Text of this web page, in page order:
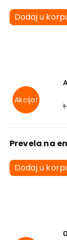
Dodaj u
Akcija!
Prevela na
Dodaj u